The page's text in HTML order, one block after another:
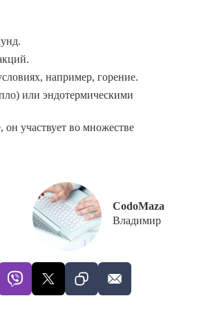
например, горение.
или эндотермическими
участвует во множестве
CodoMaza
Владимир